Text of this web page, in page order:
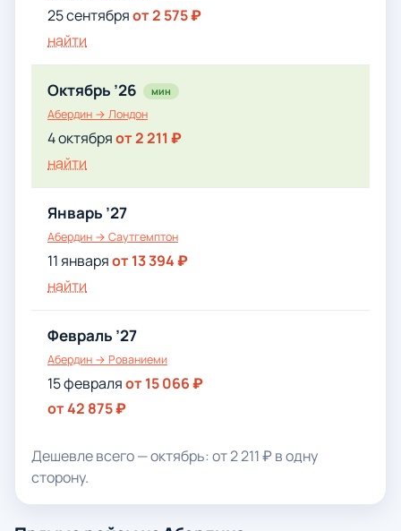
25 сентябряот 2 575 ₽
найти
Октябрь ’26 мин
Абердин → Лондон
4 октябряот 2 211 ₽
найти
Январь ’27
Абердин → Саутгемптон
11 январяот 13 394 ₽
найти
Февраль ’27
Абердин → Рованиеми
15 февраляот 15 066 ₽
от 42 875 ₽
Дешевле всего — октябрь: от 2 211 ₽ в одну
сторону.